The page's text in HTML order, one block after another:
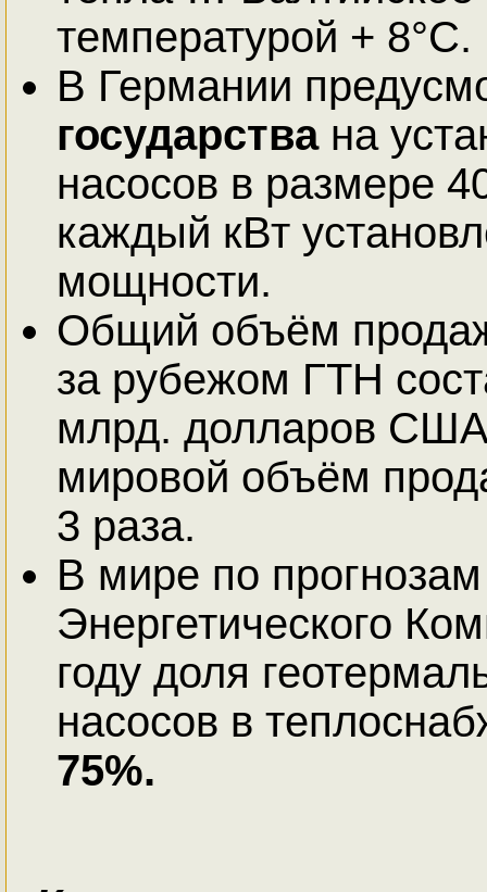
температурой + 8°С.
В Германии
государствана
насосов в размере
каждый кВт
мощности.
Общий объём
за рубежом ГТН
млрд. долларов
мировой объём
3 раза.
В мире по
Энергетического
году доля
насосов в
75%.